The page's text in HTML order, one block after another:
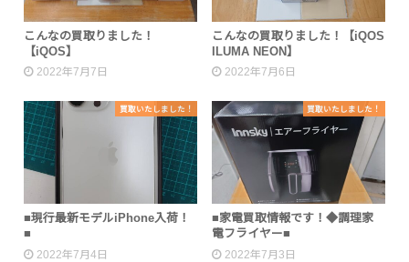
こんなの買取りました！
【iQOS】
2022年7月7日
こんなの買取りました！【iQOS
ILUMA NEON】
2022年7月6日
買取いたしました！
■現行最新モデルiPhone入荷！
■
2022年7月4日
買取いたしました！
■家電買取情報です！◆調理家
電フライヤー■
2022年7月3日